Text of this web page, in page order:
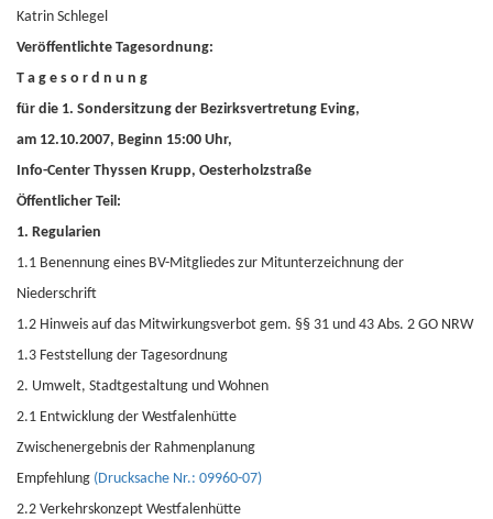
Katrin Schlegel
Veröffentlichte Tagesordnung:
T a g e s o r d n u n g
für die 1. Sondersitzung der Bezirksvertretung Eving,
am 12.10.2007, Beginn 15:00 Uhr,
Info-Center Thyssen Krupp, Oesterholzstraße
Öffentlicher Teil:
1. Regularien
1.1 Benennung eines BV-Mitgliedes zur Mitunterzeichnung der
Niederschrift
1.2 Hinweis auf das Mitwirkungsverbot gem. §§ 31 und 43 Abs. 2 GO NRW
1.3 Feststellung der Tagesordnung
2. Umwelt, Stadtgestaltung und Wohnen
2.1 Entwicklung der Westfalenhütte
Zwischenergebnis der Rahmenplanung
Empfehlung (Drucksache Nr.: 09960-07)
2.2 Verkehrskonzept Westfalenhütte